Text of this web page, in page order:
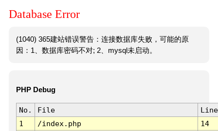
Database Error
(1040) 365建站错误警告：连接数据库失败，可能的原
因：1、数据库密码不对; 2、mysql未启动。
PHP Debug
No. File
Line
1
/index.php 14